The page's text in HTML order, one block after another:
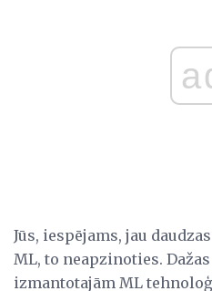
Jūs, iespējams, jau
ML, to neapzinoties.
izmantotajām ML